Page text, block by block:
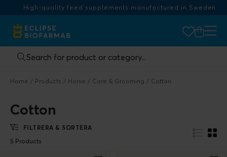
High-quality feed supplements manufactured in Sweden
Home Products Horse Care & Grooming Cotton
Cotton
FILTRERA & SORTERA
5 Products